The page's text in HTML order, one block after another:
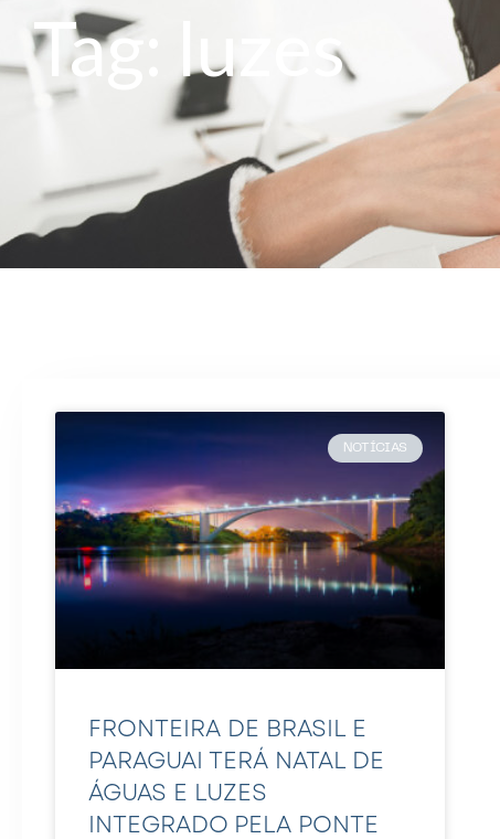
Tag: luzes
NOTÍCIAS
FRONTEIRA DE BRASIL E
PARAGUAI TERÁ NATAL DE
ÁGUAS E LUZES
INTEGRADO PELA PONTE